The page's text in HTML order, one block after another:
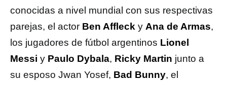
conocidas a nivel mundial con sus respectivas
parejas, el actor Ben Affleck y Ana de Armas,
los jugadores de fútbol argentinos Lionel
Messi y Paulo Dybala, Ricky Martin junto a
su esposo Jwan Yosef, Bad Bunny, el